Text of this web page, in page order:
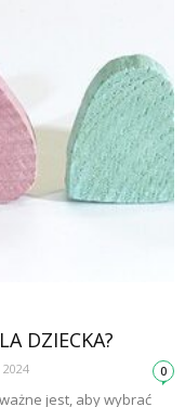
DZIECKA?
0
jest, aby wybrać